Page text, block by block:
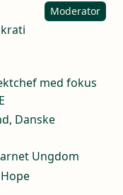
Moderator
med fokus
Danske
Ungdom